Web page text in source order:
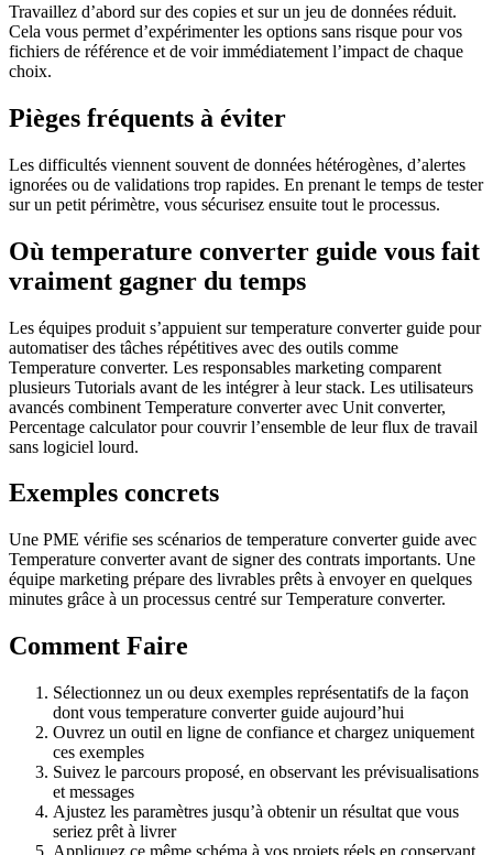
Travaillez d’abord sur des copies et sur un jeu de données réduit.
Cela vous permet d’expérimenter les options sans risque pour vos
fichiers de référence et de voir immédiatement l’impact de chaque
choix.
Pièges fréquents à éviter
Les difficultés viennent souvent de données hétérogènes, d’alertes
ignorées ou de validations trop rapides. En prenant le temps de tester
sur un petit périmètre, vous sécurisez ensuite tout le processus.
Où temperature converter guide vous fait
vraiment gagner du temps
Les équipes produit s’appuient sur temperature converter guide pour
automatiser des tâches répétitives avec des outils comme
Temperature converter. Les responsables marketing comparent
plusieurs Tutorials avant de les intégrer à leur stack. Les utilisateurs
avancés combinent Temperature converter avec Unit converter,
Percentage calculator pour couvrir l’ensemble de leur flux de travail
sans logiciel lourd.
Exemples concrets
Une PME vérifie ses scénarios de temperature converter guide avec
Temperature converter avant de signer des contrats importants. Une
équipe marketing prépare des livrables prêts à envoyer en quelques
minutes grâce à un processus centré sur Temperature converter.
Comment Faire
Sélectionnez un ou deux exemples représentatifs de la façon
dont vous temperature converter guide aujourd’hui
Ouvrez un outil en ligne de confiance et chargez uniquement
ces exemples
Suivez le parcours proposé, en observant les prévisualisations
et messages
Ajustez les paramètres jusqu’à obtenir un résultat que vous
seriez prêt à livrer